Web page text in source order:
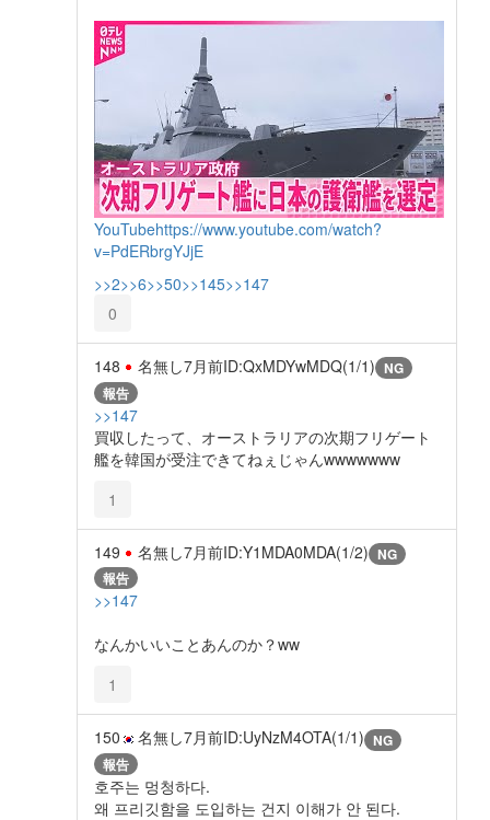
YouTubehttps://www.youtube.com/watch?
v=PdERbrgYJjE
>>2>>6>>50>>145>>147
0
148 名無し7月前ID:QxMDYwMDQ(1/1) NG
報告
>>147
買収したって、オーストラリアの次期フリゲート
艦を韓国が受注できてねぇじゃんwwwwwww
1
149 名無し7月前ID:Y1MDA0MDA(1/2) NG
報告
>>147
なんかいいことあんのか？ww
1
150 名無し7月前ID:UyNzM4OTA(1/1) NG
報告
호주는 멍청하다.
왜 프리깃함을 도입하는 건지 이해가 안 된다.